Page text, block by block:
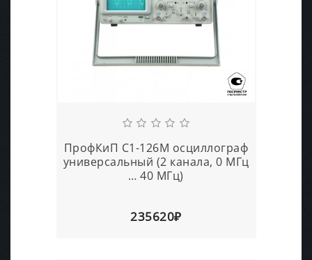
ПрофКиП С1-126М осциллограф
универсальный (2 канала, 0 МГц
… 40 МГц)
235620₽